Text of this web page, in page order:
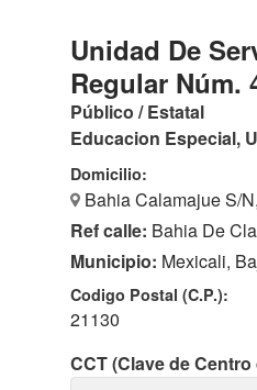
Unidad De
Regular Núm.
Público / Estatal
Educacion Especial,
Domicilio:
Bahia Calamajue S/
Ref calle: Bahia De
Municipio: Mexicali,
Codigo Postal (C.P.):
21130
CCT (Clave de